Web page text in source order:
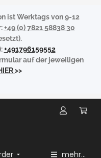
ist Werktags von 9-12
+49 (0) 7821 58838 30
+491796159552
auf der jeweiligen
>>
mehr...